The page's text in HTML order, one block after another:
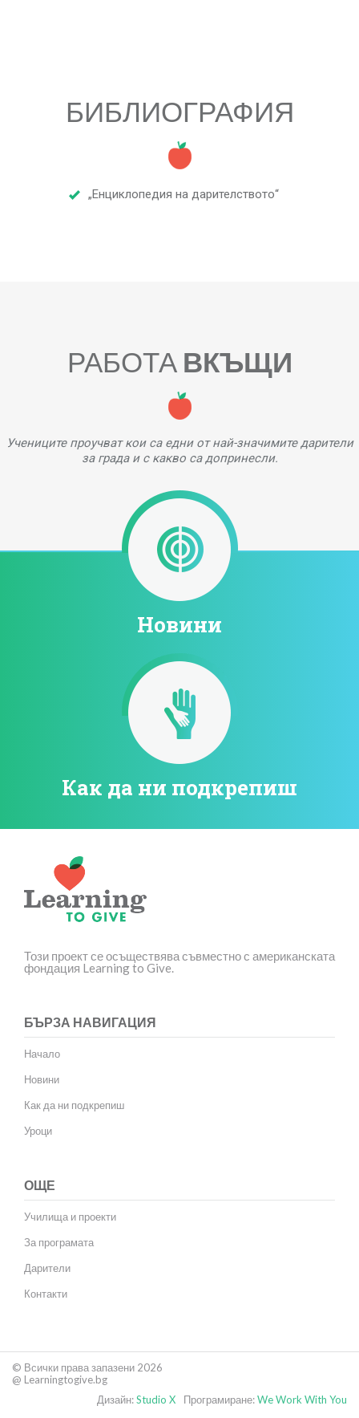
БИБЛИОГРАФИЯ
„Енциклопедия на дарителството“
РАБОТА ВКЪЩИ
Учениците проучват кои са едни от най-значимите дарители
за града и с какво са допринесли.
Новини
Как да ни подкрепиш
Този проект се осъществява съвместно с американската
фондация Learning to Give.
БЪРЗА НАВИГАЦИЯ
Начало
Новини
Как да ни подкрепиш
Уроци
ОЩЕ
Училища и проекти
За програмата
Дарители
Контакти
© Всички права запазени 2026
@ Learningtogive.bg
Програмиране:We Work With You
Дизайн:Studio X